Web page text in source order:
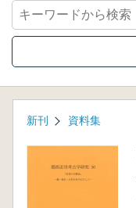
新刊 資料集